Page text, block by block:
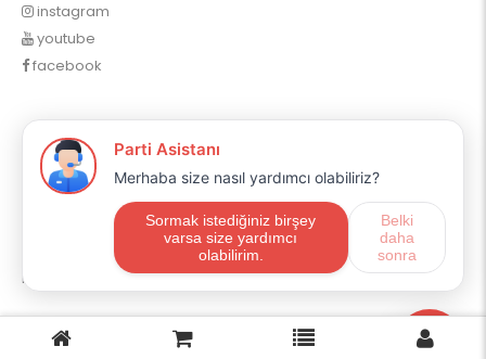
instagram
youtube
facebook
Profilim
Profilim
Sipariş Geçmişim
Alışveriş Listem
Mail Aboneliği
E-ticaret OpencartUzman